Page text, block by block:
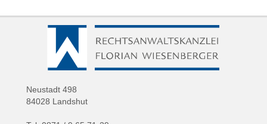
Neustadt 498
84028 Landshut